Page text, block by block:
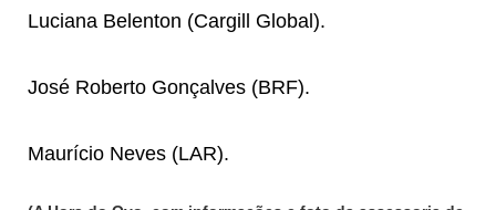
Luciana Belenton (Cargill Global).
José Roberto Gonçalves (BRF).
Maurício Neves (LAR).